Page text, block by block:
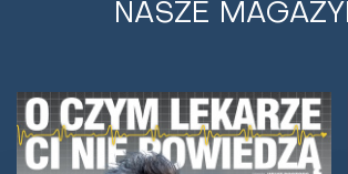
sposoby leczenia
Coraz więcej drożdżaków uodparnia
standardowych leków, na szczęście
NASZE